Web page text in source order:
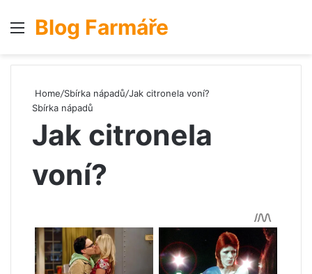
Menu
Blog Farmáře
Home/Sbírka nápadů/Jak citronela voní?
Sbírka nápadů
Jak citronela
voní?